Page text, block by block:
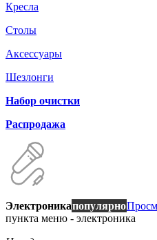
Кресла
Столы
Аксессуары
Шезлонги
Набор очистки
Распродажа
Электроникапопулярно
пункта меню - электроника